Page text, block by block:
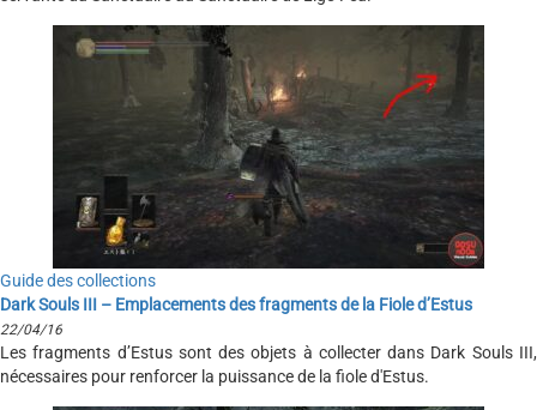
Guide des collections
Dark Souls III – Emplacements des fragments de la Fiole d’Estus
22/04/16
Les fragments d’Estus sont des objets à collecter dans Dark Souls III,
nécessaires pour renforcer la puissance de la fiole d'Estus.